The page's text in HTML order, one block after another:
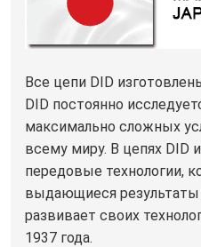
Все цепи DID
DID постоянно
максимально сложных
всему миру. В цепях DID
передовые технологии,
выдающиеся результаты
развивает своих
1937 года.